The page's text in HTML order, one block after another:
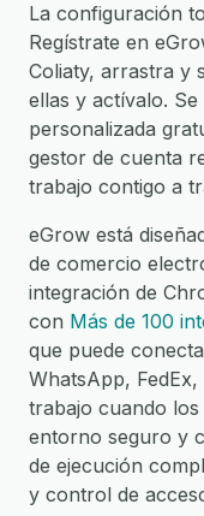
La configuración
Regístrate en
Coliaty, arrastra y
ellas y actívalo.
personalizada
gestor de cuenta
trabajo contigo a
eGrow está
de comercio
integración de
con Más de 100
que puede
WhatsApp,
trabajo cuando los
entorno seguro y
de ejecución
y control de